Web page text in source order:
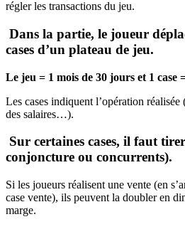
régler les transactions du jeu.
Dans la partie, le joueur
cases d’un plateau de jeu.
Le jeu = 1 mois de 30 jours et 1 case
Les cases indiquent l’opération
des salaires…).
Sur certaines cases, il faut
conjoncture ou concurrents).
Si les joueurs réalisent une vente (en
case vente), ils peuvent la doubler en
marge.